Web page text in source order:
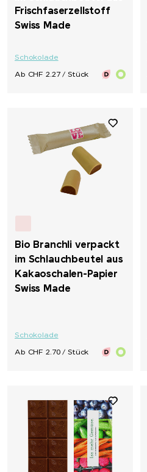
Frischfaserzellstoff
Swiss Made
Schokolade
Ab CHF 2.27 / Stück
Bio Branchli verpackt
im Schlauchbeutel aus
Kakaoschalen-Papier
Swiss Made
Schokolade
Ab CHF 2.70 / Stück